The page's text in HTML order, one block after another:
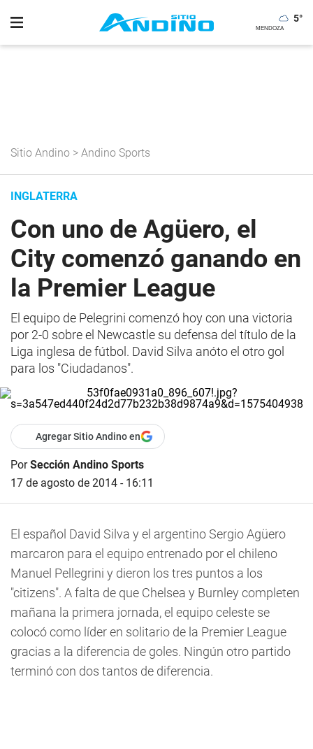
5°
Sitio Andino > Andino Sports
INGLATERRA
Con uno de Agüero, el
City comenzó ganando en
la Premier League
El equipo de Pelegrini comenzó hoy con una victoria
por 2-0 sobre el Newcastle su defensa del título de la
Liga inglesa de fútbol. David Silva anóto el otro gol
para los "Ciudadanos".
Agregar Sitio Andino en
PorSección Andino Sports
17 de agosto de 2014 - 16:11
El español David Silva y el argentino Sergio Agüero
marcaron para el equipo entrenado por el chileno
Manuel Pellegrini y dieron los tres puntos a los
"citizens". A falta de que Chelsea y Burnley completen
mañana la primera jornada, el equipo celeste se
colocó como líder en solitario de la Premier League
gracias a la diferencia de goles. Ningún otro partido
terminó con dos tantos de diferencia.